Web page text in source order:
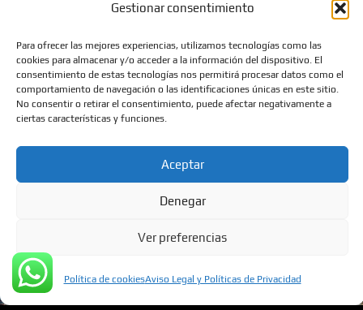
Gestionar consentimiento
Para ofrecer las mejores experiencias, utilizamos tecnologías como las
cookies para almacenar y/o acceder a la información del dispositivo. El
consentimiento de estas tecnologías nos permitirá procesar datos como el
comportamiento de navegación o las identificaciones únicas en este sitio.
No consentir o retirar el consentimiento, puede afectar negativamente a
ciertas características y funciones.
Aceptar
Denegar
Ver preferencias
Política de cookiesAviso Legal y Políticas de Privacidad
¿Buscas un diseño a
medida o prefabricado?